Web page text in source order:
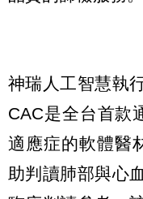
神瑞人工智慧執
CAC是全台首款
適應症的軟體醫
助判讀肺部與心